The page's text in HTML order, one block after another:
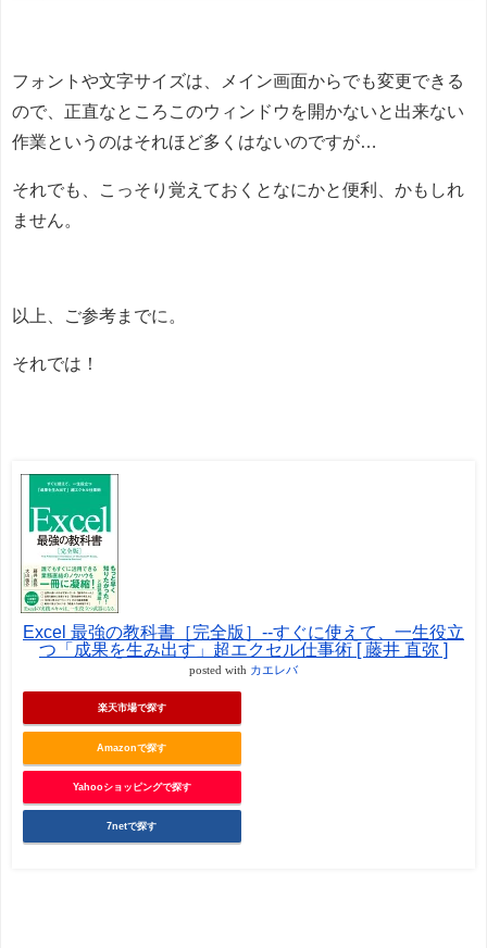
フォントや文字サイズは、メイン画面からでも変更できる
ので、正直なところこのウィンドウを開かないと出来ない
作業というのはそれほど多くはないのですが…
それでも、こっそり覚えておくとなにかと便利、かもしれ
ません。
以上、ご参考までに。
それでは！
Excel 最強の教科書［完全版］--すぐに使えて、一生役立
つ「成果を生み出す」超エクセル仕事術 [ 藤井 直弥 ]
posted with カエレバ
楽天市場で探す
Amazonで探す
Yahooショッピングで探す
7netで探す